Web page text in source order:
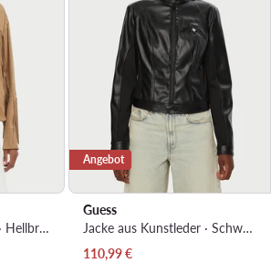
Jacke aus Kunstleder · Hellbraun
Angebot
Guess
Jacke aus Kunstleder · Schwarz
Aktueller Preis
110,99€